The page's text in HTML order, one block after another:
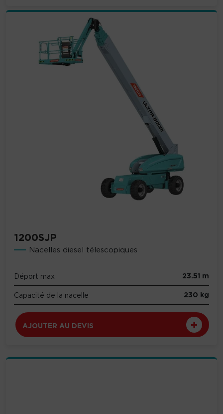
1200SJP
Nacelles diesel télescopiques
Déport max 23.51 m
Capacité de la nacelle 230 kg
AJOUTER AU DEVIS